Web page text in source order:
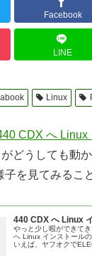
Facebook
LINE
Linux
CDX へ Linux
どうしても動
を見てみるこ
440 CDX へ Linux
やっと少し暇ができて
へ Linux インストールの続きを。 この時
いえば、ヤフオクで